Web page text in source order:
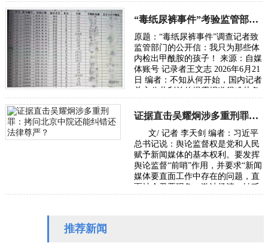
国家发…
“毒纸尿裤事件”考验监管部门的党性初心与执法能力
原题：“毒纸尿裤事件”调查记者致
监管部门的公开信：我只为那些体
内检出甲酰胺的孩子！ 来源：自媒
体账号 记录者王文志 2026年6月21
日 编者：不知从何开始，国内记者
关心公共利益的揭露报道很难从各
或者…
证据直击吴耀炯涉多重刑罪：拷问北京中院还能纠错还法律尊严？
文/ 记者 李天剑 编者：习近平
总书记说：舆论监督权是党和人民
赋予新闻媒体的基本权利。要发挥
舆论监督“前哨”作用，并要求“新闻
媒体要直面工作中存在的问题，直
面社会丑恶现象，激浊扬清、针砭
推荐新闻